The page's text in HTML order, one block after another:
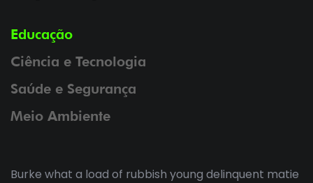
Educação
Ciência e Tecnologia
Saúde e Segurança
Meio Ambiente
Burke what a load of rubbish young delinquent matie